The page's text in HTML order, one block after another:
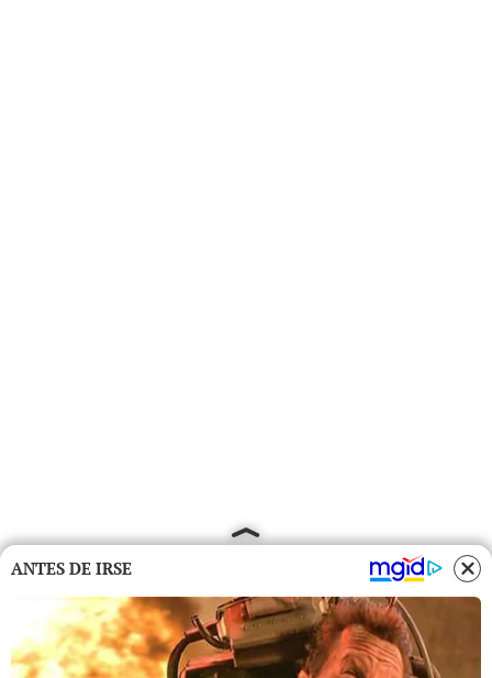
ANTES DE IRSE